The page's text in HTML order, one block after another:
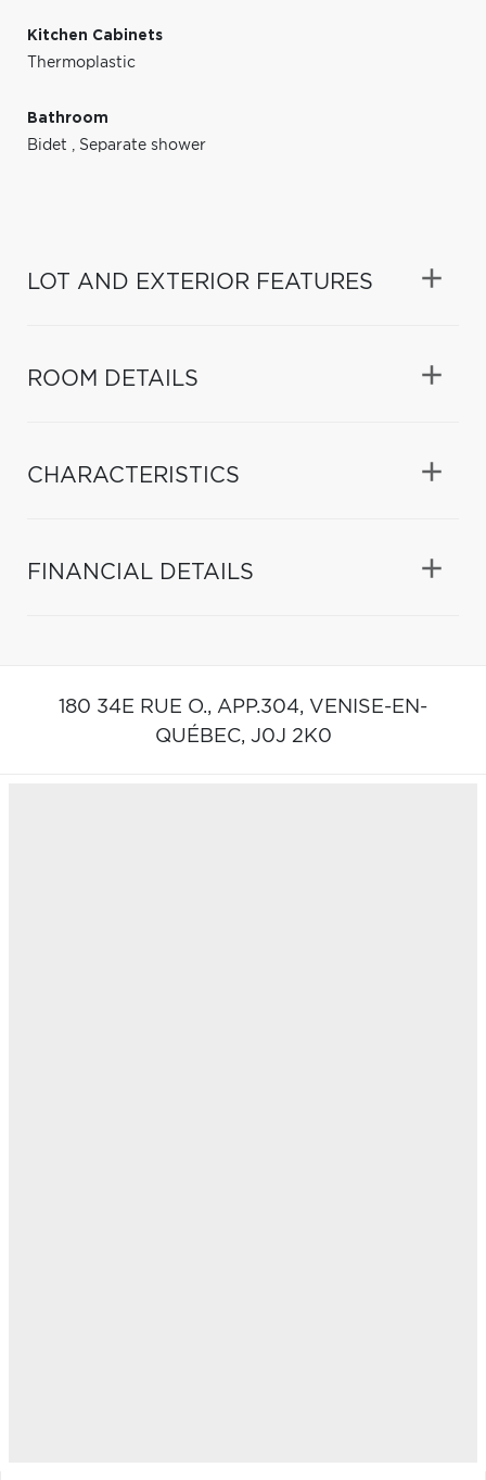
Kitchen Cabinets
Thermoplastic
Bathroom
Bidet , Separate shower
LOT AND EXTERIOR FEATURES
ROOM DETAILS
CHARACTERISTICS
FINANCIAL DETAILS
180 34E RUE O., APP.304, VENISE-EN-
QUÉBEC, J0J 2K0